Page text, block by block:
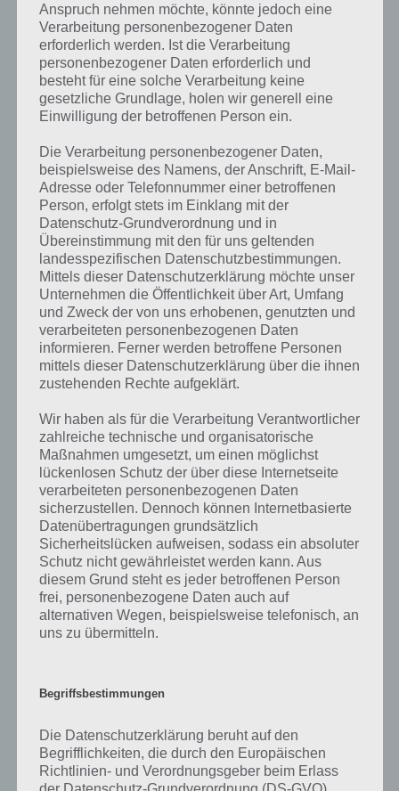
Kurze Begriffserklärung zur Lösung
Trainer
Trainer ist die Lösung für das tägliche Rätsel am 2.5.2019 in 4 Bilder 1
Wort, doch welche Bedeutung hat dieses eigentlich und was gibt es
dazu zu wissen? Passt das Wort auch zu Dubai? Zu bestimmten
Lösungen präsentieren wir daher auch immer eine kurze
Begriffserklärung!
Was ist ein Trainer?
Ein Trainer ist im Sport eine Person, die andere Personen oder eine
ganze Mannschaft taktisch, technisch oder konditionell anleitet. Ein
anderer Begriff dafür sind Übungsleiter, Ausbilder oder Betreuer. Sie
bringen einem bei, wie man etwas auf eine bessere Art und Weise
helfen anstatt nur ihr Wissen vortragen. Die Aufgaben eines Trainers
besteht aus: Übungen entwickeln, Führen, Vortragen, Aufgaben
stellen, Bewerten, Umgang mit Technik und vieles mehr. Sie müssen
auch ein Fachwissen an Rhetorik, Psychologie, Moderation und
Kommunikation verfügen.
Arten von Trainern
Es gibt verschiedene Arten von Trainern. Oben wurde ein Teil aus der
sportlichen Hinsicht gelistet. FachtrainerIn, LerntrainerIn,
Sie müssen in der Lage sein das Wissen so zu vermitteln, dass es
jeder versteht und umsetzen kann. Der Platz eines Trainers ist
Anspruch nehmen möchte, könnte jedoch eine
Verarbeitung personenbezogener Daten
erforderlich werden. Ist die Verarbeitung
personenbezogener Daten erforderlich und
besteht für eine solche Verarbeitung keine
gesetzliche Grundlage, holen wir generell eine
Einwilligung der betroffenen Person ein.
Die Verarbeitung personenbezogener Daten,
beispielsweise des Namens, der Anschrift, E-Mail-
Adresse oder Telefonnummer einer betroffenen
Person, erfolgt stets im Einklang mit der
Datenschutz-Grundverordnung und in
Übereinstimmung mit den für uns geltenden
landesspezifischen Datenschutzbestimmungen.
Mittels dieser Datenschutzerklärung möchte unser
Unternehmen die Öffentlichkeit über Art, Umfang
und Zweck der von uns erhobenen, genutzten und
verarbeiteten personenbezogenen Daten
informieren. Ferner werden betroffene Personen
mittels dieser Datenschutzerklärung über die ihnen
zustehenden Rechte aufgeklärt.
Wir haben als für die Verarbeitung Verantwortlicher
zahlreiche technische und organisatorische
Maßnahmen umgesetzt, um einen möglichst
lückenlosen Schutz der über diese Internetseite
verarbeiteten personenbezogenen Daten
sicherzustellen. Dennoch können Internetbasierte
Datenübertragungen grundsätzlich
Sicherheitslücken aufweisen, sodass ein absoluter
Schutz nicht gewährleistet werden kann. Aus
diesem Grund steht es jeder betroffenen Person
frei, personenbezogene Daten auch auf
alternativen Wegen, beispielsweise telefonisch, an
uns zu übermitteln.
Begriffsbestimmungen
Die Datenschutzerklärung beruht auf den
Begrifflichkeiten, die durch den Europäischen
Richtlinien- und Verordnungsgeber beim Erlass